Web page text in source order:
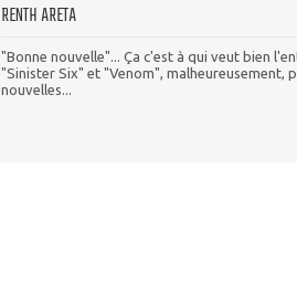
RENTH ARETA
"Bonne nouvelle"... Ça c'est à qui veut bien
"Sinister Six" et "Venom", malheureusement,
nouvelles...